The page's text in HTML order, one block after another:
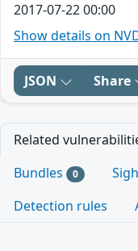
2017-07-22 00:00
Show details on
JSON Share
Related
Bundles 0
Detection rules